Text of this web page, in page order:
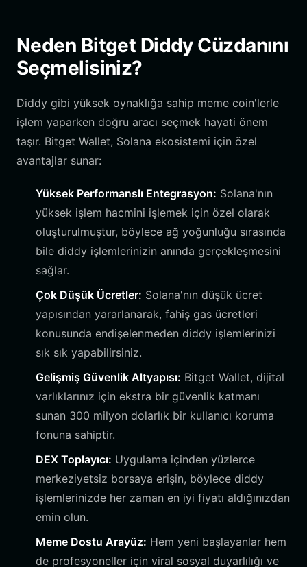
Neden Bitget Diddy Cüzdanını
Seçmelisiniz?
Diddy gibi yüksek oynaklığa sahip meme coin'lerle
işlem yaparken doğru aracı seçmek hayati önem
taşır. Bitget Wallet, Solana ekosistemi için özel
avantajlar sunar:
Yüksek Performanslı Entegrasyon: Solana'nın
yüksek işlem hacmini işlemek için özel olarak
oluşturulmuştur, böylece ağ yoğunluğu sırasında
bile diddy işlemlerinizin anında gerçekleşmesini
sağlar.
Çok Düşük Ücretler: Solana'nın düşük ücret
yapısından yararlanarak, fahiş gas ücretleri
konusunda endişelenmeden diddy işlemlerinizi
sık sık yapabilirsiniz.
Gelişmiş Güvenlik Altyapısı: Bitget Wallet, dijital
varlıklarınız için ekstra bir güvenlik katmanı
sunan 300 milyon dolarlık bir kullanıcı koruma
fonuna sahiptir.
DEX Toplayıcı: Uygulama içinden yüzlerce
merkeziyetsiz borsaya erişin, böylece diddy
işlemlerinizde her zaman en iyi fiyatı aldığınızdan
emin olun.
Meme Dostu Arayüz: Hem yeni başlayanlar hem
de profesyoneller için viral sosyal duyarlılığı ve